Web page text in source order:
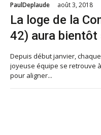
PaulDeplaude août 3, 2018
La loge de la
42) aura
Depuis début janvier,
joyeuse équipe se retrouve
pour aligner...